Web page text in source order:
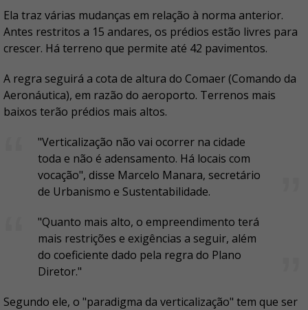
Ela traz várias mudanças em relação à norma anterior.
Antes restritos a 15 andares, os prédios estão livres para
crescer. Há terreno que permite até 42 pavimentos.
A regra seguirá a cota de altura do Comaer (Comando da
Aeronáutica), em razão do aeroporto. Terrenos mais
baixos terão prédios mais altos.
"Verticalização não vai ocorrer na cidade
toda e não é adensamento. Há locais com
vocação", disse Marcelo Manara, secretário
de Urbanismo e Sustentabilidade.
"Quanto mais alto, o empreendimento terá
mais restrições e exigências a seguir, além
do coeficiente dado pela regra do Plano
Diretor."
Segundo ele, o "paradigma da verticalização" tem que ser